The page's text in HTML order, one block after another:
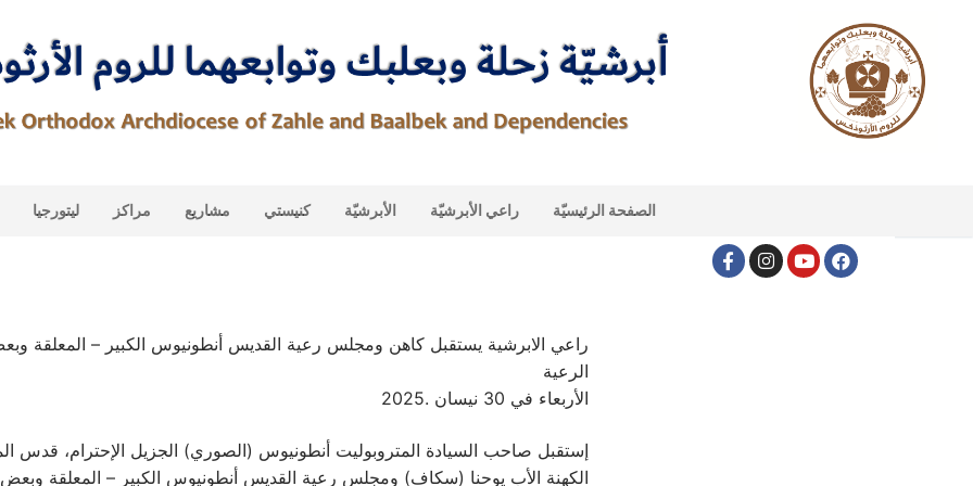
ليتورجيا مراكز مشاريع كنيستي الأبرشيّة راعي الأبرشيّة الصفحة الرئيسيّة
الرعية
الأربعاء في 30 نيسان .2025
إستقبل صاحب السيادة المتروبوليت أنطونيوس (الصوري) الجزيل الإحترام، قدس
الكهنة الأب يوحنا (سكاف) ومجلس رعية القديس أنطونيوس الكبير – المعلقة وبعض